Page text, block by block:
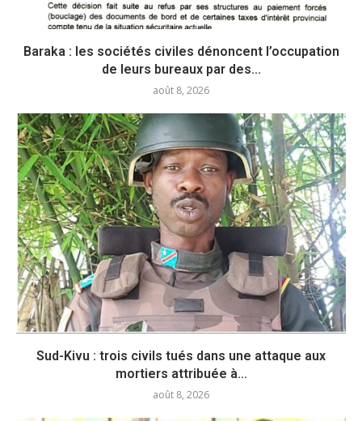
Baraka : les sociétés civiles dénoncent l’occupation
de leurs bureaux par des...
août 8, 2026
Sud-Kivu : trois civils tués dans une attaque aux
mortiers attribuée à...
août 8, 2026